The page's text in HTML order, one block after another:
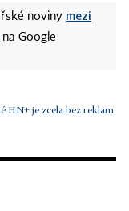
noviny mezi
na Google
HN+ je zcela bez reklam.